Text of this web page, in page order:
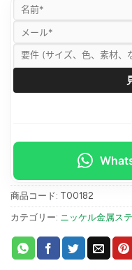
商品コード: T00182
カテゴリー: ニッケル金属ス